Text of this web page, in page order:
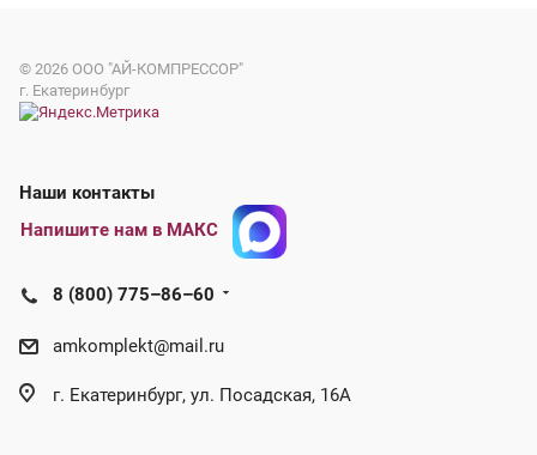
© 2026 ООО "АЙ-КОМПРЕССОР"
г. Екатеринбург
Наши контакты
Напишите нам в МАКС
8 (800) 775–86–60
amkomplekt@mail.ru
г. Екатеринбург, ул. Посадская, 16А